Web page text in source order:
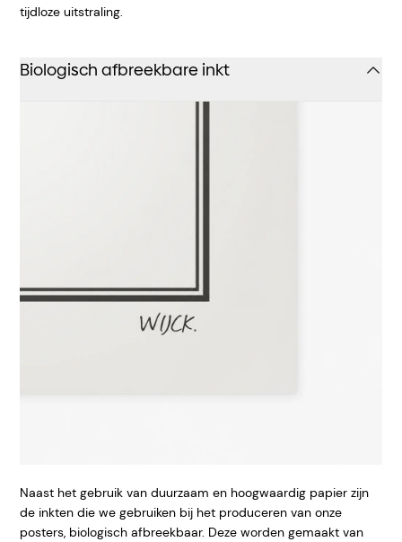
tijdloze uitstraling.
Biologisch afbreekbare inkt
Naast het gebruik van duurzaam en hoogwaardig papier zijn
de inkten die we gebruiken bij het produceren van onze
posters, biologisch afbreekbaar. Deze worden gemaakt van